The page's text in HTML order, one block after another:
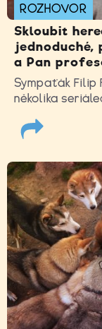
ROZHOVOR
Skloubit
jednoduché,
a Pan
Sympaťák Filip
několika